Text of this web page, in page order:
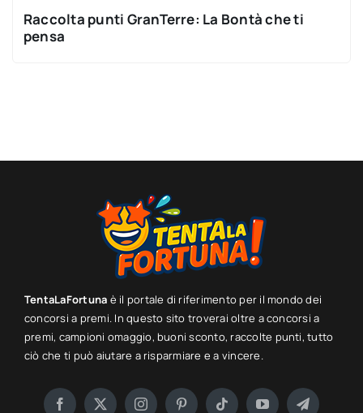
Raccolta punti GranTerre: La Bontà che ti
pensa
TentaLaFortuna è il portale di riferimento per il mondo dei
concorsi a premi. In questo sito troverai oltre a concorsi a
premi, campioni omaggio, buoni sconto, raccolte punti, tutto
ciò che ti può aiutare a risparmiare e a vincere.